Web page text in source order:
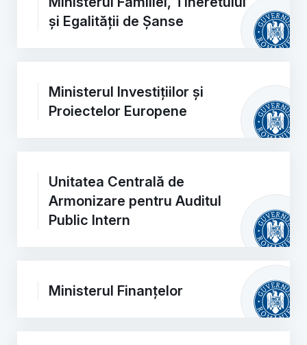
și Egalității de Șanse
Ministerul Investițiilor și
Proiectelor Europene
Unitatea Centrală de
Armonizare pentru Auditul
Public Intern
Ministerul Finanțelor